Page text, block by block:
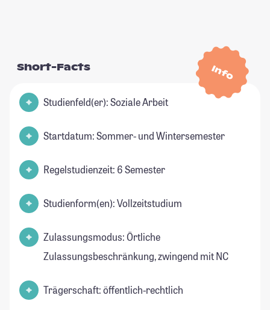
Info
Short-Facts
Studienfeld(er): Soziale Arbeit
Startdatum: Sommer- und Wintersemester
Regelstudienzeit: 6 Semester
Studienform(en): Vollzeitstudium
Zulassungsmodus: Örtliche
Zulassungsbeschränkung, zwingend mit NC
Trägerschaft: öffentlich-rechtlich